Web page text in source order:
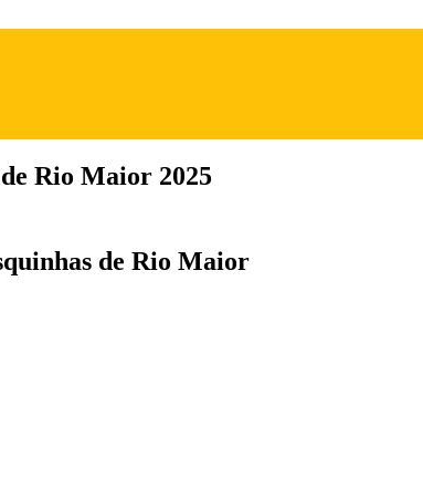
Rio Maior 2025
de Rio Maior